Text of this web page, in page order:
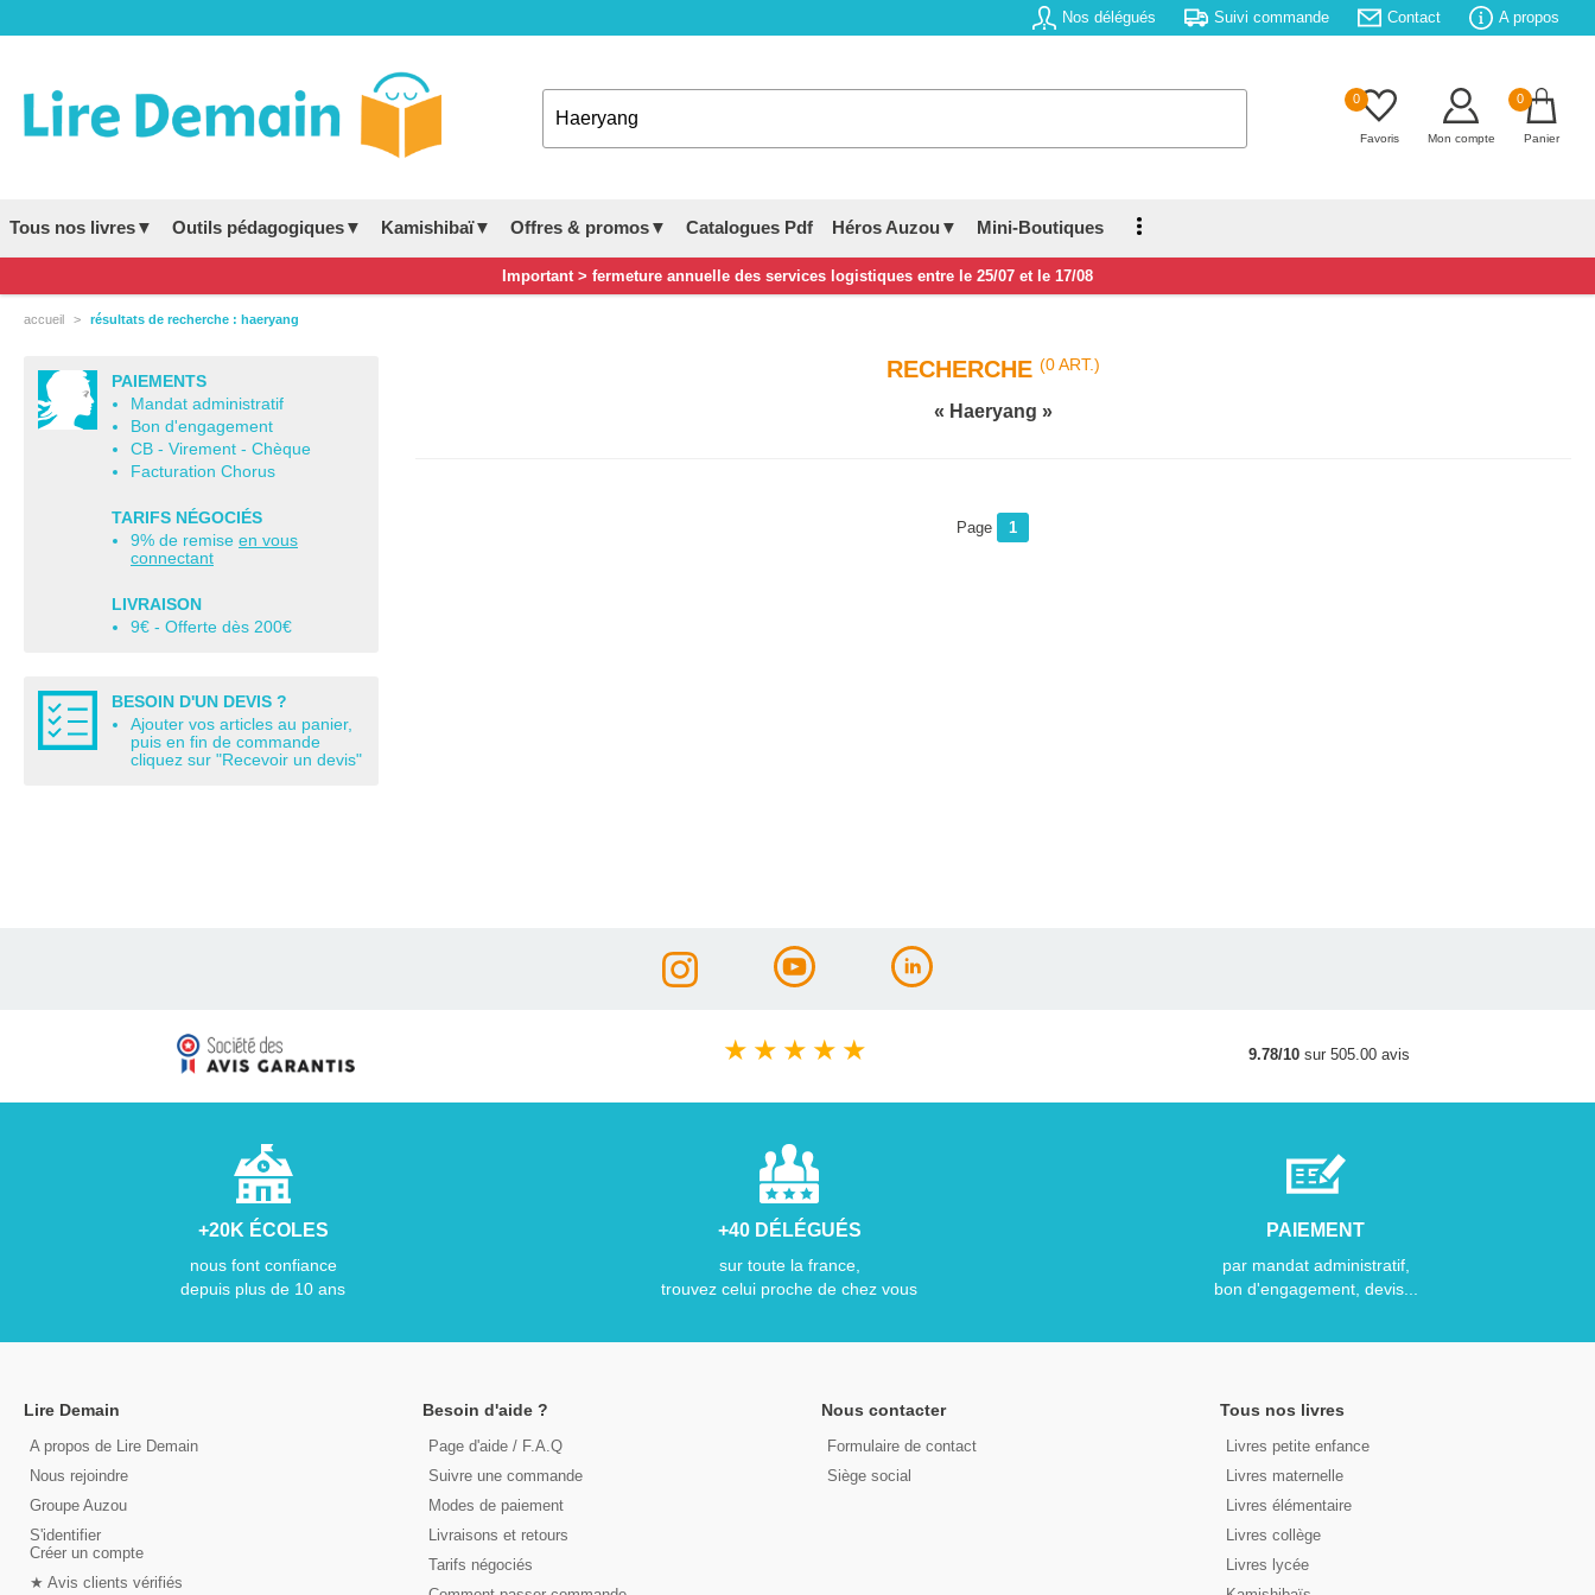
Nos délégués Suivi commande Contact A propos
0
Favoris Mon compte
0
Panier
Tous nos livres▼ Outils pédagogiques▼ Kamishibaï▼ Offres & promos▼ Catalogues Pdf Héros Auzou▼ Mini-Boutiques
Important > fermeture annuelle des services logistiques entre le 25/07 et le 17/08
accueil résultats de recherche : haeryang
PAIEMENTS
Mandat administratif
Bon d'engagement
CB - Virement - Chèque
Facturation Chorus
TARIFS NÉGOCIÉS
9% de remise en vous
connectant
LIVRAISON
9€ - Offerte dès 200€
BESOIN D'UN DEVIS ?
Ajouter vos articles au panier,
puis en fin de commande
cliquez sur "Recevoir un devis"
RECHERCHE (0 ART.)
Haeryang
Page 1
★ ★ ★ ★ ★ 9.78/10sur 505.00 avis
+20K ÉCOLES
nous font confiance
depuis plus de 10 ans
+40 DÉLÉGUÉS
sur toute la france,
trouvez celui proche de chez vous
PAIEMENT
par mandat administratif,
bon d'engagement, devis...
Lire Demain
A propos de Lire Demain
Nous rejoindre
Groupe Auzou
S'identifier
Créer un compte
★ Avis clients vérifiés
Besoin d'aide ?
Page d'aide / F.A.Q
Suivre une commande
Modes de paiement
Livraisons et retours
Tarifs négociés
Nous contacter
Formulaire de contact
Siège social
Tous nos livres
Livres petite enfance
Livres maternelle
Livres élémentaire
Livres collège
Livres lycée